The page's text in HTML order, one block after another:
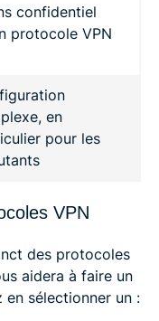
confidentiel
protocole VPN
en
pour les
VPN
des protocoles
aidera à faire un
sélectionner un :